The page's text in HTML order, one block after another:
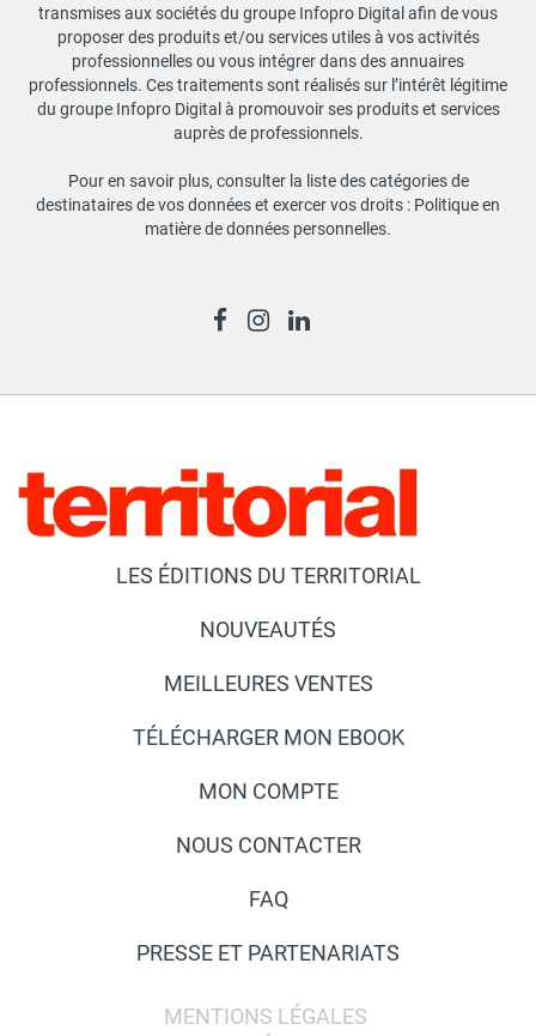
transmises aux sociétés du groupe Infopro Digital afin de vous
proposer des produits et/ou services utiles à vos activités
professionnelles ou vous intégrer dans des annuaires
professionnels. Ces traitements sont réalisés sur l’intérêt légitime
du groupe Infopro Digital à promouvoir ses produits et services
auprès de professionnels.
Pour en savoir plus, consulter la liste des catégories de
destinataires de vos données et exercer vos droits : Politique en
matière de données personnelles.
LES ÉDITIONS DU TERRITORIAL
NOUVEAUTÉS
MEILLEURES VENTES
TÉLÉCHARGER MON EBOOK
MON COMPTE
NOUS CONTACTER
FAQ
PRESSE ET PARTENARIATS
MENTIONS LÉGALES